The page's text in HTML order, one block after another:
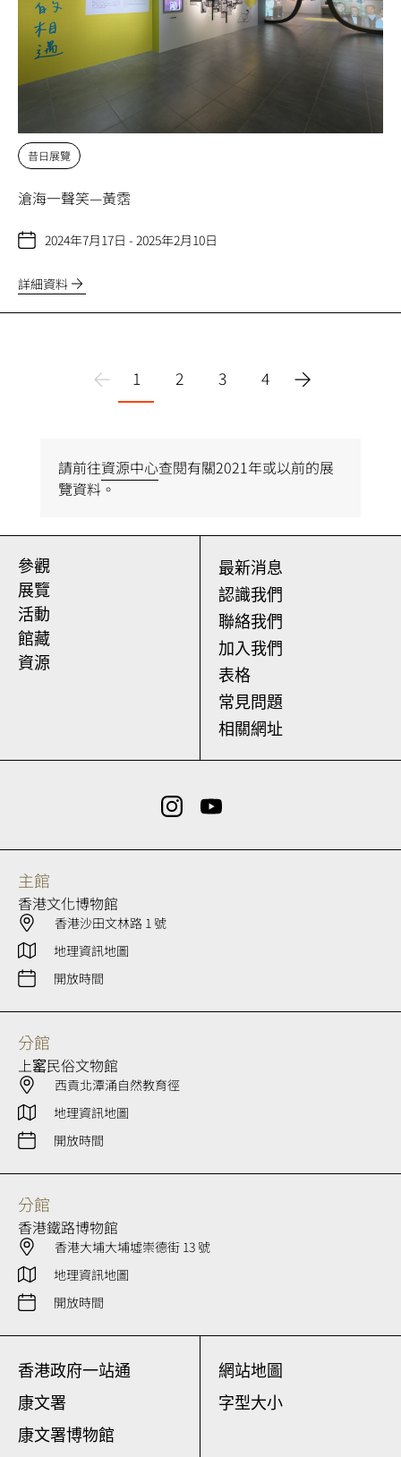
昔日展覽
滄海一聲笑—黃霑
2024年7月17日 - 2025年2月10日
詳細資料
1 2 3 4
請前往資源中心查閱有關2021年或以前的展
覽資料。
參觀
展覽
活動
館藏
資源
最新消息
認識我們
聯絡我們
加入我們
表格
常見問題
相關網址
主館
香港文化博物館
香港沙田文林路 1 號
地理資訊地圖
開放時間
分館
上窰民俗文物館
西貢北潭涌自然教育徑
地理資訊地圖
開放時間
分館
香港鐵路博物館
香港大埔大埔墟崇德街 13 號
地理資訊地圖
開放時間
香港政府一站通
康文署
康文署博物館
網站地圖
字型大小